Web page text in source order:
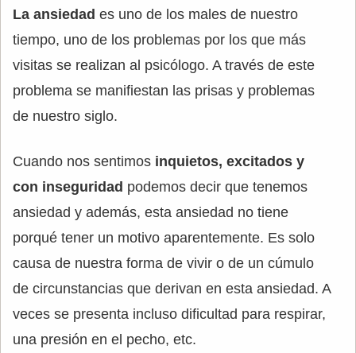
La ansiedad es uno de los males de nuestro
tiempo, uno de los problemas por los que más
visitas se realizan al psicólogo. A través de este
problema se manifiestan las prisas y problemas
de nuestro siglo.
Cuando nos sentimos inquietos, excitados y
con inseguridad podemos decir que tenemos
ansiedad y además, esta ansiedad no tiene
porqué tener un motivo aparentemente. Es solo
causa de nuestra forma de vivir o de un cúmulo
de circunstancias que derivan en esta ansiedad. A
veces se presenta incluso dificultad para respirar,
una presión en el pecho, etc.